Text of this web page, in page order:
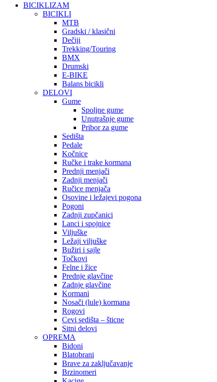
BICIKLIZAM
BICIKLI
MTB
Gradski / klasični
Dečiji
Trekking/Touring
BMX
Drumski
E-BIKE
Balans bicikli
DELOVI
Gume
Spoljne gume
Unutrašnje gume
Pribor za gume
Sedišta
Pedale
Kočnice
Ručke i trake kormana
Prednji menjači
Zadnji menjači
Ručice menjača
Osovine i ležajevi pogona
Pogoni
Zadnji zupčanici
Lanci i spojnice
Viljuške
Ležaji viljuške
Bužiri i sajle
Točkovi
Felne i žice
Prednje glavčine
Zadnje glavčine
Kormani
Nosači (lule) kormana
Rogovi
Cevi sedišta – šticne
Sitni delovi
OPREMA
Bidoni
Blatobrani
Brave za zaključavanje
Brzinomeri